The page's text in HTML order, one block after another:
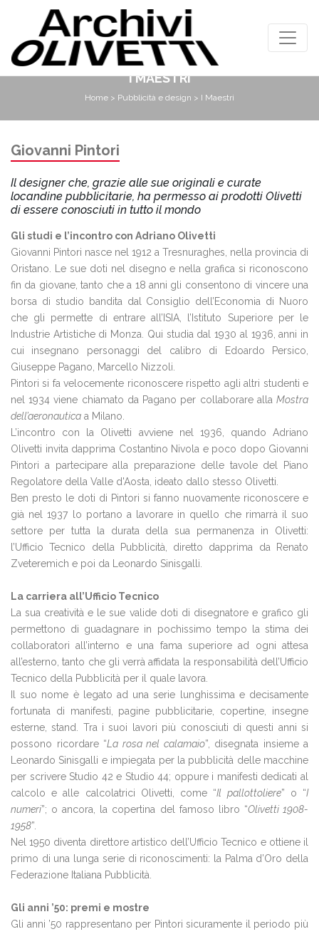
I MAESTRI
Home > Pubblicità e design > I Maestri
Giovanni Pintori
Il designer che, grazie alle sue originali e curate
locandine pubblicitarie, ha permesso ai prodotti Olivetti
di essere conosciuti in tutto il mondo
Gli studi e l’incontro con Adriano Olivetti
Giovanni Pintori nasce nel 1912 a Tresnuraghes, nella provincia di
Oristano. Le sue doti nel disegno e nella grafica si riconoscono
fin da giovane, tanto che a 18 anni gli consentono di vincere una
borsa di studio bandita dal Consiglio dell’Economia di Nuoro
che gli permette di entrare all’ISIA, l’Istituto Superiore per le
Industrie Artistiche di Monza. Qui studia dal 1930 al 1936, anni in
cui insegnano personaggi del calibro di Edoardo Persico,
Giuseppe Pagano, Marcello Nizzoli.
Pintori si fa velocemente riconoscere rispetto agli altri studenti e
nel 1934 viene chiamato da Pagano per collaborare alla Mostra
dell’aeronautica a Milano.
L’incontro con la Olivetti avviene nel 1936, quando Adriano
Olivetti invita dapprima Costantino Nivola e poco dopo Giovanni
Pintori a partecipare alla preparazione delle tavole del Piano
Regolatore della Valle d'Aosta, ideato dallo stesso Olivetti.
Ben presto le doti di Pintori si fanno nuovamente riconoscere e
già nel 1937 lo portano a lavorare in quello che rimarrà il suo
settore per tutta la durata della sua permanenza in Olivetti:
l’Ufficio Tecnico della Pubblicità, diretto dapprima da Renato
Zveteremich e poi da Leonardo Sinisgalli.
La carriera all’Ufficio Tecnico
La sua creatività e le sue valide doti di disegnatore e grafico gli
permettono di guadagnare in pochissimo tempo la stima dei
collaboratori all’interno e una fama superiore ad ogni attesa
all’esterno, tanto che gli verrà affidata la responsabilità dell’Ufficio
Tecnico della Pubblicità per il quale lavora.
Il suo nome è legato ad una serie lunghissima e decisamente
fortunata di manifesti, pagine pubblicitarie, copertine, insegne
esterne, stand. Tra i suoi lavori più conosciuti di questi anni si
possono ricordare “La rosa nel calamaio”, disegnata insieme a
Leonardo Sinisgalli e impiegata per la pubblicità delle macchine
per scrivere Studio 42 e Studio 44; oppure i manifesti dedicati al
calcolo e alle calcolatrici Olivetti, come “Il pallottoliere” o “I
numeri”; o ancora, la copertina del famoso libro “Olivetti 1908-
1958”.
Nel 1950 diventa direttore artistico dell’Ufficio Tecnico e ottiene il
primo di una lunga serie di riconoscimenti: la Palma d’Oro della
Federazione Italiana Pubblicità.
Gli anni ’50: premi e mostre
Gli anni ’50 rappresentano per Pintori sicuramente il periodo più